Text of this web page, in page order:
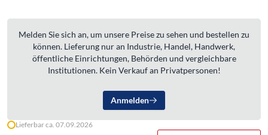
Melden Sie sich an, um unsere Preise zu sehen und bestellen zu
können. Lieferung nur an Industrie, Handel, Handwerk,
öffentliche Einrichtungen, Behörden und vergleichbare
Institutionen. Kein Verkauf an Privatpersonen!
Anmelden
Lieferbar ca. 07.09.2026